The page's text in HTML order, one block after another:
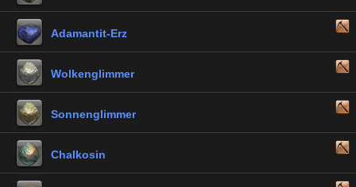
Adamantit-Erz
Wolkenglimmer
Sonnenglimmer
Chalkosin